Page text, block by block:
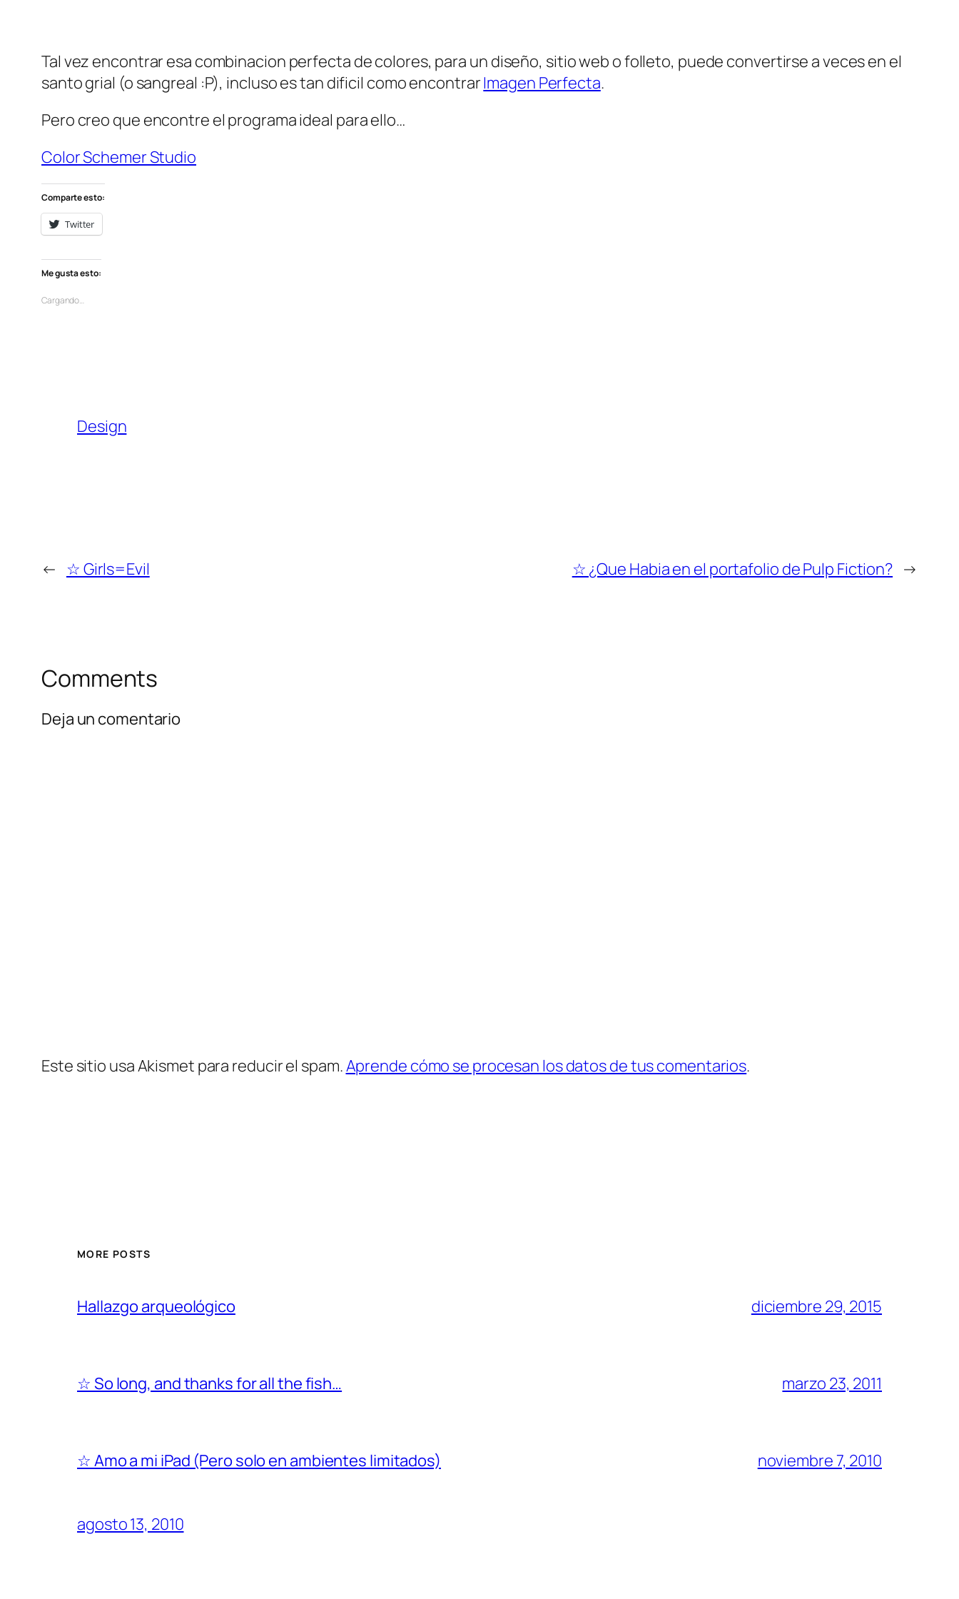
Tal vez encontrar esa combinacion perfecta de colores, para un diseño, sitio web o folleto, puede convertirse a veces en el
santo grial (o sangreal :P), incluso es tan dificil como encontrarImagen Perfecta.
Pero creo que encontre el programa ideal para ello…
Color Schemer Studio
Comparte esto:
Twitter
Me gusta esto:
Cargando…
Design
← ☆ Girls=Evil ☆ ¿Que Habia en el portafolio de Pulp Fiction? →
Comments
Deja un comentario
Este sitio usa Akismet para reducir el spam.Aprende cómo se procesan los datos de tus comentarios.
MORE POSTS
Hallazgo arqueológico diciembre 29, 2015
☆ So long, and thanks for all the fish… marzo 23, 2011
☆ Amo a mi iPad (Pero solo en ambientes limitados) noviembre 7, 2010
agosto 13, 2010